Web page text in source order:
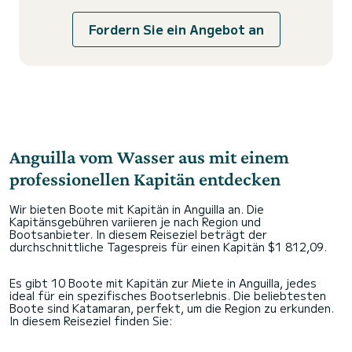
Fordern Sie ein Angebot an
Anguilla vom Wasser aus mit einem
professionellen Kapitän entdecken
Wir bieten Boote mit Kapitän in Anguilla an. Die
Kapitänsgebühren variieren je nach Region und
Bootsanbieter. In diesem Reiseziel beträgt der
durchschnittliche Tagespreis für einen Kapitän $1 812,09.
Es gibt 10 Boote mit Kapitän zur Miete in Anguilla, jedes
ideal für ein spezifisches Bootserlebnis. Die beliebtesten
Boote sind Katamaran, perfekt, um die Region zu erkunden.
In diesem Reiseziel finden Sie: